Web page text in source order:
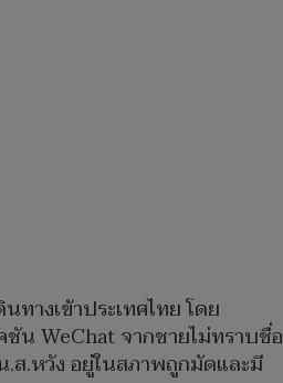
างเข้าประเทศไทย โดย
น WeChat จากชายไม่ทราบชื่อ
.ส.หวัง อยู่ในสภาพถูกมัดและมี